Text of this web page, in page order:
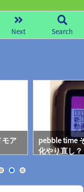
Next Search
ア
pebble time
化やり直し？